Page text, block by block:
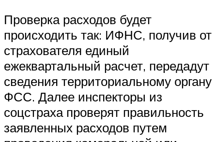
Проверка расходов будет
происходить так: ИФНС, получив от
страхователя единый
ежеквартальный расчет, передадут
сведения территориальному органу
ФСС. Далее инспекторы из
соцстраха проверят правильность
заявленных расходов путем